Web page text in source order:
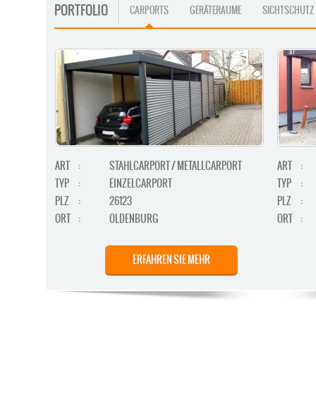
PORTFOLIO CARPORTS GERÄTERAUME SICHTSCHUTZ
ART :
STAHLCARPORT / METALLCARPORT
TYP
:
EINZELCARPORT
PLZ
:
26123
ORT : OLDENBURG
ERFAHREN SIE MEHR
ART
:
TYP
:
PLZ
:
ORT :